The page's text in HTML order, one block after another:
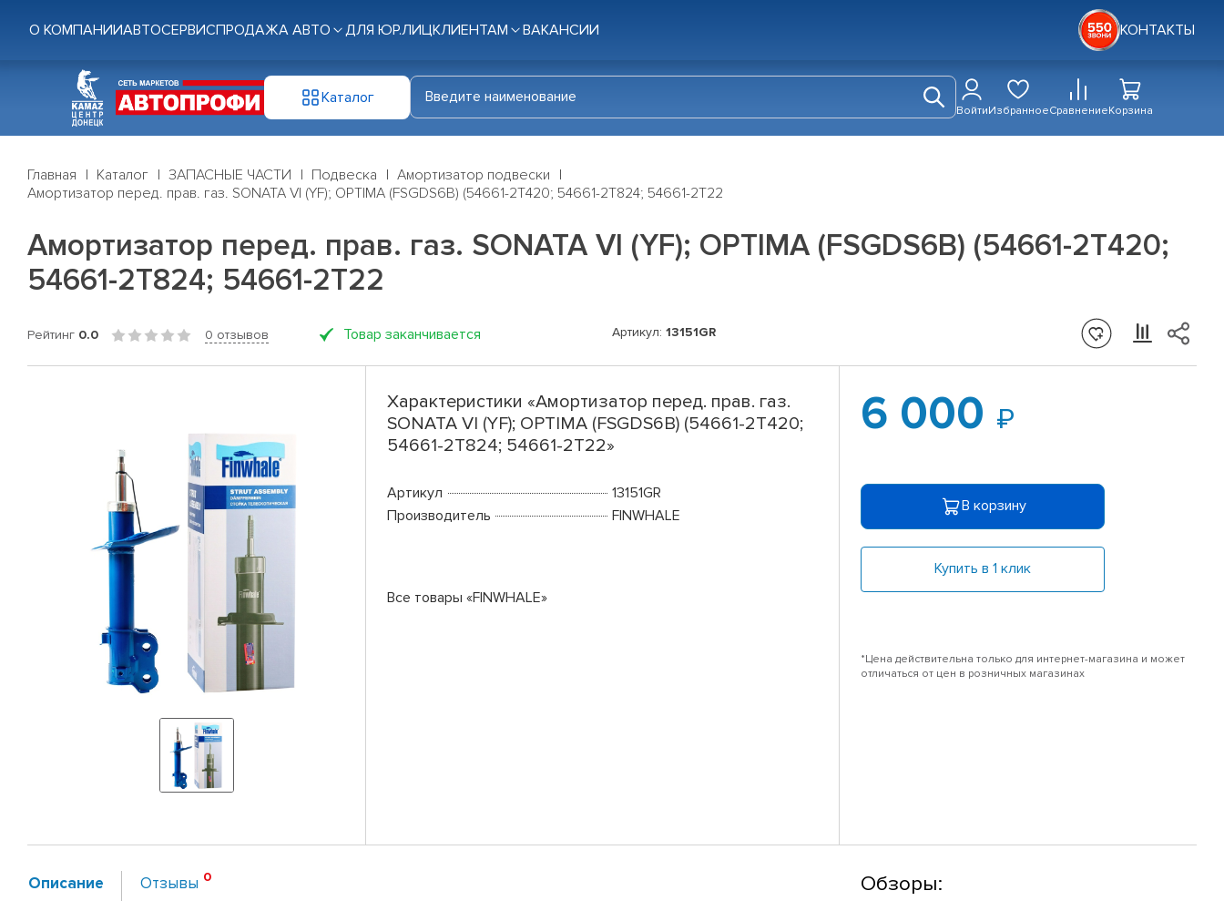
О КОМПАНИИАВТОСЕРВИСПРОДАЖА АВТО ДЛЯ ЮР.ЛИЦКЛИЕНТАМ ВАКАНСИИ КОНТАКТЫ
Каталог
ВойтиИзбранноеСравнениеКорзина
Главная Каталог ЗАПАСНЫЕ ЧАСТИ Подвеска
Амортизатор подвески
Амортизатор перед. прав. газ. SONATA VI (YF); OPTIMA (FSGDS6B) (54661-2T420; 54661-2T824; 54661-2T22
Амортизатор перед. прав. газ. SONATA VI (YF); OPTIMA (FSGDS6B) (54661-2T420;
54661-2T824; 54661-2T22
Рейтинг 0.0 0 отзывов Товар заканчивается Артикул: 13151GR
Характеристики «Амортизатор перед. прав. газ.
SONATA VI (YF); OPTIMA (FSGDS6B) (54661-2T420;
54661-2T824; 54661-2T22»
Артикул
13151GR
Производитель
FINWHALE
Все товары «FINWHALE»
6 000
В корзину
Купить в 1 клик
*Цена действительна только для интернет-магазина и может
отличаться от цен в розничных магазинах
Описание Отзывы Обзоры: